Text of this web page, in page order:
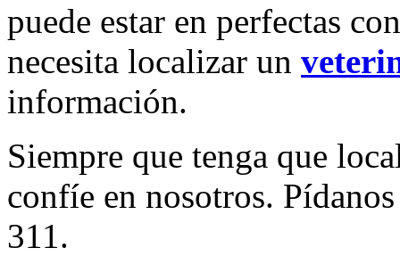
puede estar en perfectas
necesita localizar un
información.
Siempre que tenga que
confíe en nosotros.
311.